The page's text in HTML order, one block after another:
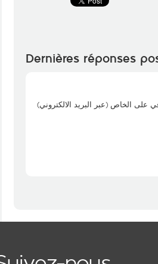
Dernières réponses
الخاص (عبر البريد الالكتروني)